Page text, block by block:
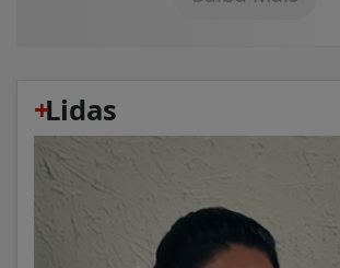
+
Lidas